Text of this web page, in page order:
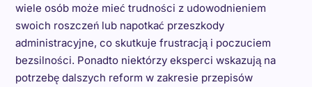
wiele osób może mieć trudności z udowodnieniem
swoich roszczeń lub napotkać przeszkody
administracyjne, co skutkuje frustracją i poczuciem
bezsilności. Ponadto niektórzy eksperci wskazują na
potrzebę dalszych reform w zakresie przepisów